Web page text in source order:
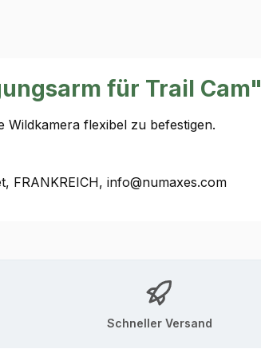
für Trail Cam"
Wildkamera flexibel zu befestigen.
FRANKREICH, info@numaxes.com
Schneller Versand